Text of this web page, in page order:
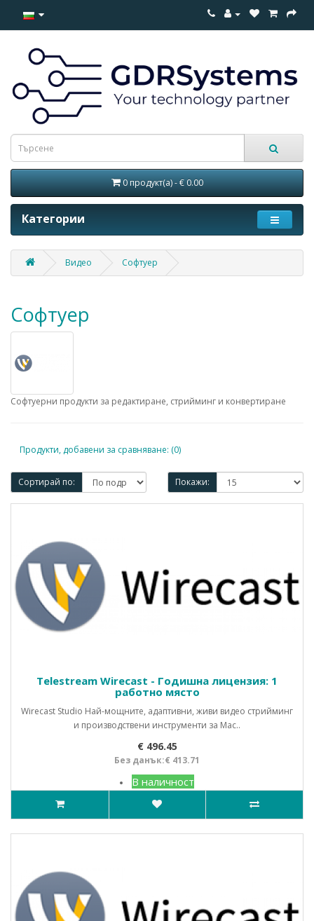
0 продукт(а) - € 0.00
Категории
Видео Софтуер
Софтуер
Софтуерни продукти за редактиране, стрийминг и конвертиране
Продукти, добавени за сравняване: (0)
Сортирай по: Покажи:
Telestream Wirecast - Годишна лицензия: 1
работно място
Wirecast Studio Най-мощните, адаптивни, живи видео стрийминг
и производствени инструменти за Mac..
€ 496.45
Без данък:€ 413.71
В наличност